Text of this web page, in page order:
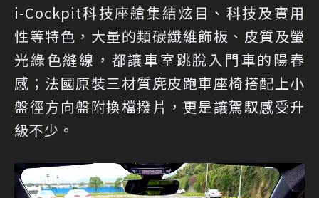
i-Cockpit科技座艙集結炫目、科技及實用
性等特色，大量的類碳纖維飾板、皮質及螢
光綠色縫線，都讓車室跳脫入門車的陽春
感；法國原裝三材質麂皮跑車座椅搭配上小
盤徑方向盤附換檔撥片，更是讓駕馭感受升
級不少。